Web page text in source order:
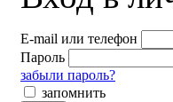
E-mail или телефон
Пароль
забыли пароль?
запомнить